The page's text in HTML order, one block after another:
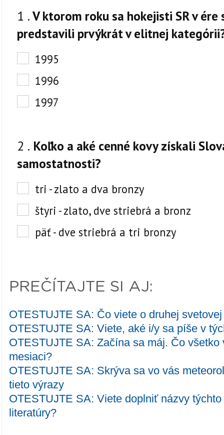
PREČÍTAJTE SI AJ:
OTESTUJTE SA: Čo viete o druhej
OTESTUJTE SA: Viete, aké i/y sa píše v
OTESTUJTE SA: Začína sa máj. Čo všetko
mesiaci?
OTESTUJTE SA: Skrýva sa vo vás
tieto výrazy
OTESTUJTE SA: Viete doplniť názvy
literatúry?